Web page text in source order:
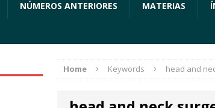
NÚMEROS ANTERIORES MATERIAS
Home Keywords head and